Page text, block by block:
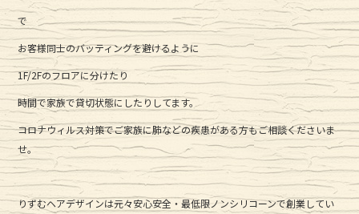
で
お客様同士のバッティングを避けるように
1F/2Fのフロアに分けたり
時間で家族で貸切状態にしたりしてます。
コロナウィルス対策でご家族に肺などの疾患がある方もご相談くださいま
せ。
りずむヘアデザインは元々安心安全・最低限ノンシリコーンで創業してい